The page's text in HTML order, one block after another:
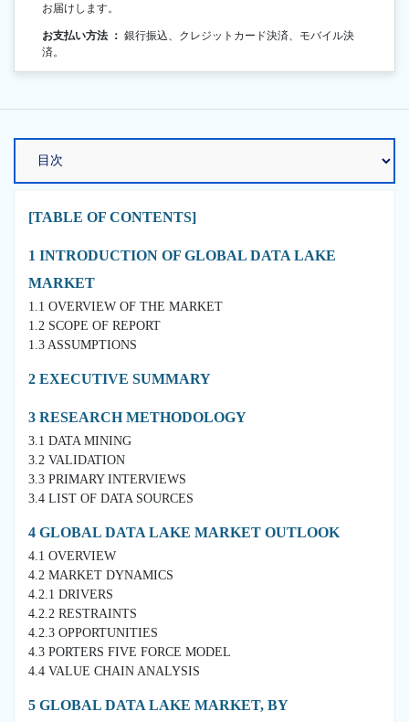
お届けします。
お支払い方法 ： 銀行振込、クレジットカード決済、モバイル決
済。
[TABLE OF CONTENTS]
1 INTRODUCTION OF GLOBAL DATA LAKE
MARKET
1.1 OVERVIEW OF THE MARKET
1.2 SCOPE OF REPORT
1.3 ASSUMPTIONS
2 EXECUTIVE SUMMARY
3 RESEARCH METHODOLOGY
3.1 DATA MINING
3.2 VALIDATION
3.3 PRIMARY INTERVIEWS
3.4 LIST OF DATA SOURCES
4 GLOBAL DATA LAKE MARKET OUTLOOK
4.1 OVERVIEW
4.2 MARKET DYNAMICS
4.2.1 DRIVERS
4.2.2 RESTRAINTS
4.2.3 OPPORTUNITIES
4.3 PORTERS FIVE FORCE MODEL
4.4 VALUE CHAIN ANALYSIS
5 GLOBAL DATA LAKE MARKET, BY